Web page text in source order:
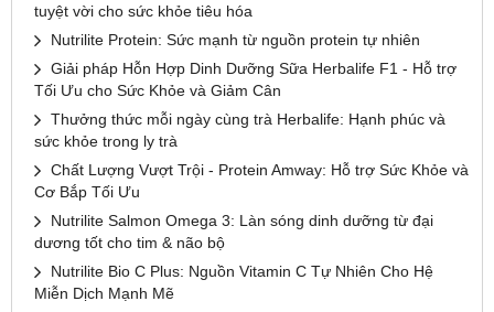
tuyệt vời cho sức khỏe tiêu hóa
Nutrilite Protein: Sức mạnh từ nguồn protein tự nhiên
Giải pháp Hỗn Hợp Dinh Dưỡng Sữa Herbalife F1 - Hỗ trợ
Tối Ưu cho Sức Khỏe và Giảm Cân
Thưởng thức mỗi ngày cùng trà Herbalife: Hạnh phúc và
sức khỏe trong ly trà
Chất Lượng Vượt Trội - Protein Amway: Hỗ trợ Sức Khỏe và
Cơ Bắp Tối Ưu
Nutrilite Salmon Omega 3: Làn sóng dinh dưỡng từ đại
dương tốt cho tim & não bộ
Nutrilite Bio C Plus: Nguồn Vitamin C Tự Nhiên Cho Hệ
Miễn Dịch Mạnh Mẽ